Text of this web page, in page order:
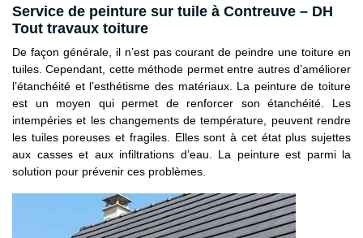
Service de peinture sur tuile à Contreuve – DH
Tout travaux toiture
De façon générale, il n’est pas courant de peindre une toiture en
tuiles. Cependant, cette méthode permet entre autres d’améliorer
l’étanchéité et l’esthétisme des matériaux. La peinture de toiture
est un moyen qui permet de renforcer son étanchéité. Les
intempéries et les changements de température, peuvent rendre
les tuiles poreuses et fragiles. Elles sont à cet état plus sujettes
aux casses et aux infiltrations d’eau. La peinture est parmi la
solution pour prévenir ces problèmes.